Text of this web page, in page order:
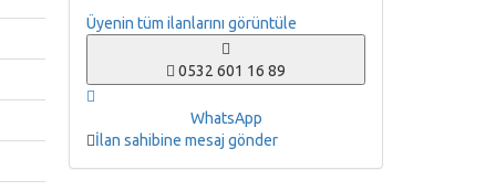
Üyenin tüm ilanlarını görüntüle
0532 601 16 89
WhatsApp
İlan sahibine mesaj gönder